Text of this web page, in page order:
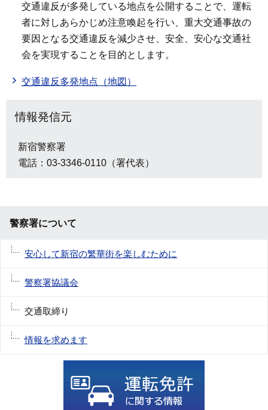
交通違反が多発している地点を公開することで、運転
者に対しあらかじめ注意喚起を行い、重大交通事故の
要因となる交通違反を減少させ、安全、安心な交通社
会を実現することを目的とします。
交通違反多発地点（地図）
情報発信元
新宿警察署
電話：03-3346-0110（署代表）
警察署について
安心して新宿の繁華街を楽しむために
警察署協議会
交通取締り
情報を求めます